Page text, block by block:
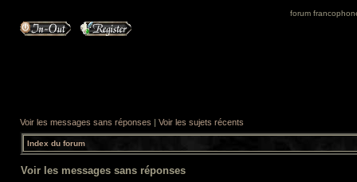
forum
Voir les messages sans réponses | Voir les sujets récents
Index du forum
Voir les messages sans réponses